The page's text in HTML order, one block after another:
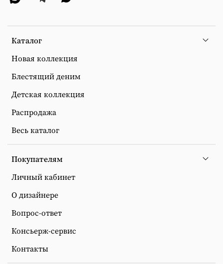
Каталог
Новая коллекция
Блестящий деним
Детская коллекция
Распродажа
Весь каталог
Покупателям
Личный кабинет
О дизайнере
Вопрос-ответ
Консьерж-сервис
Контакты